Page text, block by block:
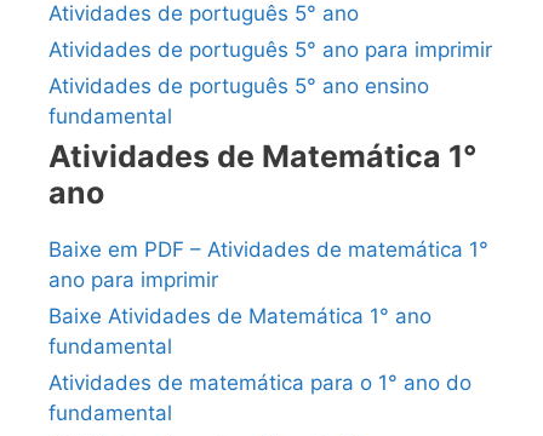
Atividades de português 5° ano
Atividades de português 5° ano para imprimir
Atividades de português 5° ano ensino
fundamental
Atividades de Matemática 1°
ano
Baixe em PDF – Atividades de matemática 1°
ano para imprimir
Baixe Atividades de Matemática 1° ano
fundamental
Atividades de matemática para o 1° ano do
fundamental